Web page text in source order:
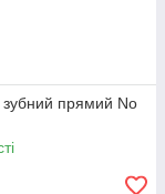
зубний прямий No